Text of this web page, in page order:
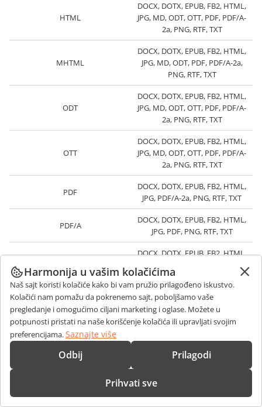
HTML
DOCX, DOTX, EPUB, FB2, HTML,
JPG, MD, ODT, OTT, PDF, PDF/A-
2a, PNG, RTF, TXT
MHTML
DOCX, DOTX, EPUB, FB2, HTML,
JPG, MD, ODT, PDF, PDF/A-2a,
PNG, RTF, TXT
ODT
DOCX, DOTX, EPUB, FB2, HTML,
JPG, MD, ODT, OTT, PDF, PDF/A-
2a, PNG, RTF, TXT
OTT
DOCX, DOTX, EPUB, FB2, HTML,
JPG, MD, ODT, OTT, PDF, PDF/A-
2a, PNG, RTF, TXT
PDF
DOCX, DOTX, EPUB, FB2, HTML,
JPG, PDF/A-2a, PNG, RTF, TXT
PDF/A
DOCX, DOTX, EPUB, FB2, HTML,
JPG, PDF, PNG, RTF, TXT
DOCX, DOTX, EPUB, FB2, HTML,
JPG, MD, ODT, OTT, PDF, PDF/A-
2a, PNG, RTF, TXT
STW
DOCX, DOTX, EPUB, FB2, HTML,
JPG, MD, ODT, PDF, PDF/A-2a,
PNG, RTF, TXT
SXW
DOCX, DOTX, EPUB, FB2, HTML,
JPG, MD, ODT, PDF, PDF/A-2a,
TXT
DOCX, DOTX, EPUB, FB2, HTML,
JPG, MD, ODT, OTT, PDF, PDF/A-
Harmonija u vašim kolačićima
Naš sajt koristi kolačiće kako bi vam pružio prilagođeno iskustvo.
Kolačići nam pomažu da pokrenemo sajt, poboljšamo vaše
pregledanje i omogućimo ciljani marketing i oglase. Možete u
potpunosti pristati na naše korišćenje kolačića ili upravljati svojim
preferencijama.Saznajte više
Odbij Prilagodi
Prihvati sve